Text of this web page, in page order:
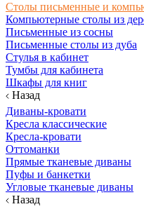
Столы письменные и
Компьютерные столы из
Письменные из сосны
Письменные столы из дуба
Стулья в кабинет
Тумбы для кабинета
Шкафы для книг
Назад
Диваны-кровати
Кресла классические
Кресла-кровати
Оттоманки
Прямые тканевые диваны
Пуфы и банкетки
Угловые тканевые диваны
Назад